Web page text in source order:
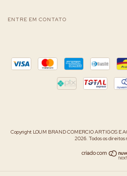
ENTRE EM CONTATO
Copyright LOUM BRAND COMERCIO ARTIGOS E
2026. Todos os direitos